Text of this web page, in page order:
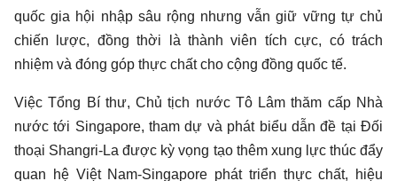
quốc gia hội nhập sâu rộng nhưng vẫn giữ vững tự chủ
chiến lược, đồng thời là thành viên tích cực, có trách
nhiệm và đóng góp thực chất cho cộng đồng quốc tế.
Việc Tổng Bí thư, Chủ tịch nước Tô Lâm thăm cấp Nhà
nước tới Singapore, tham dự và phát biểu dẫn đề tại Đối
thoại Shangri-La được kỳ vọng tạo thêm xung lực thúc đẩy
quan hệ Việt Nam-Singapore phát triển thực chất, hiệu